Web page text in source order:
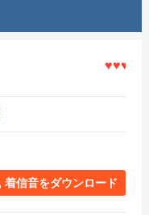
♥♥♥着メ
着信音をダウンロード